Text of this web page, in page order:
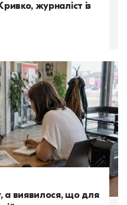
журналіст із
а виявилося, що для